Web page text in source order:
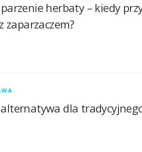
herbaty – kiedy
zaparzaczem?
dla